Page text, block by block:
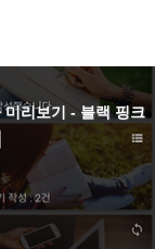
미리보기 - 블랙 핑크